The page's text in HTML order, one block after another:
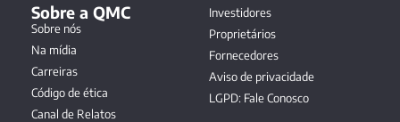
Sobre a QMC
Sobre nós
Na mídia
Carreiras
Código de ética
Canal de Relatos
Investidores
Proprietários
Fornecedores
Aviso de privacidade
LGPD: Fale Conosco